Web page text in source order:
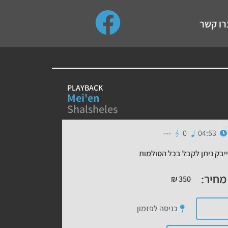
up and down arrows to review and enter to go to the
קשר
PLAYBACK
Mei'en
Shalsheles
04:53
0
---
ניתן לקבל בכל הסולמות
מחיר: ₪350
כניסה לפזמון